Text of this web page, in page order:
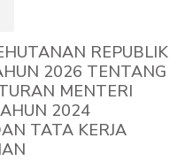
REPUBLIK
2026 TENTANG
MENTERI
2024
TATA KERJA